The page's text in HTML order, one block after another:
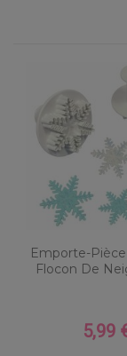
Emporte-
Flocon De
Prix
5,99